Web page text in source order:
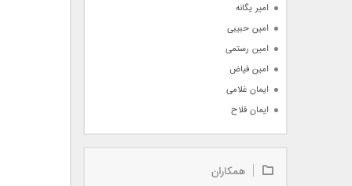
امیر یگانه
امین حبیبی
امین رستمی
امین فیاض
ایمان غلامی
ایمان فلاح
بابک جهانبخش
بابک مافیهمکاران